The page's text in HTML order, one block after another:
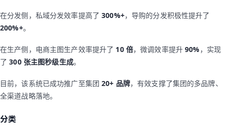
在分发侧，私域分发效率提高了300%+，导购的分发积极性提升了
200%+。
在生产侧，电商主图生产效率提升了 10 倍，微调效率提升90%，实现
了300 张主图秒级生成。
目前，该系统已成功推广至集团20+ 品牌，有效支撑了集团的多品牌、
全渠道战略落地。
分类